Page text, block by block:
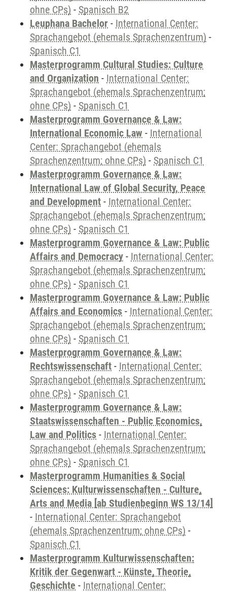
ohne CPs) - Spanisch B2
Leuphana Bachelor - International Center:
Sprachangebot (ehemals Sprachenzentrum) -
Spanisch C1
Masterprogramm Cultural Studies: Culture
and Organization - International Center:
Sprachangebot (ehemals Sprachenzentrum;
ohne CPs) - Spanisch C1
Masterprogramm Governance & Law:
International Economic Law - International
Center: Sprachangebot (ehemals
Sprachenzentrum; ohne CPs) - Spanisch C1
Masterprogramm Governance & Law:
International Law of Global Security, Peace
and Development - International Center:
Sprachangebot (ehemals Sprachenzentrum;
ohne CPs) - Spanisch C1
Masterprogramm Governance & Law: Public
Affairs and Democracy - International Center:
Sprachangebot (ehemals Sprachenzentrum;
ohne CPs) - Spanisch C1
Masterprogramm Governance & Law: Public
Affairs and Economics - International Center:
Sprachangebot (ehemals Sprachenzentrum;
ohne CPs) - Spanisch C1
Masterprogramm Governance & Law:
Rechtswissenschaft - International Center:
Sprachangebot (ehemals Sprachenzentrum;
ohne CPs) - Spanisch C1
Masterprogramm Governance & Law:
Staatswissenschaften - Public Economics,
Law and Politics - International Center:
Sprachangebot (ehemals Sprachenzentrum;
ohne CPs) - Spanisch C1
Masterprogramm Humanities & Social
Sciences: Kulturwissenschaften - Culture,
Arts and Media [ab Studienbeginn WS 13/14]
- International Center: Sprachangebot
(ehemals Sprachenzentrum; ohne CPs) -
Spanisch C1
Masterprogramm Kulturwissenschaften:
Kritik der Gegenwart - Künste, Theorie,
Geschichte - International Center: